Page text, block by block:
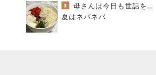
3
母さんは今日も世話をやく
夏はネバネバ